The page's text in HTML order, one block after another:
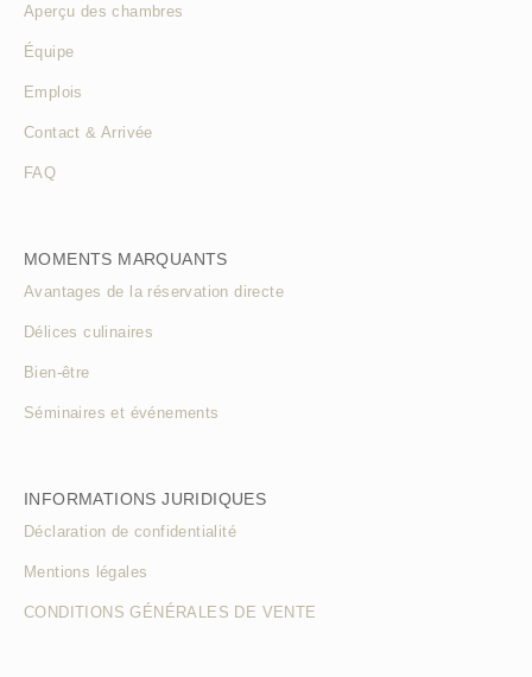
Aperçu des chambres
Équipe
Emplois
Contact & Arrivée
FAQ
MOMENTS MARQUANTS
Avantages de la réservation directe
Délices culinaires
Bien-être
Séminaires et événements
INFORMATIONS JURIDIQUES
Déclaration de confidentialité
Mentions légales
CONDITIONS GÉNÉRALES DE VENTE